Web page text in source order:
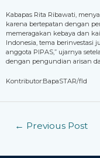
Kabapas Rita Ribawati,
karena bertepatan dengan
memeragakan kebaya dan
Indonesia, tema berinvestasi
anggota PIPAS,” ujarnya
dengan pengundian arisan
Kontributor:BapaSTAR/fld
← Previous Post